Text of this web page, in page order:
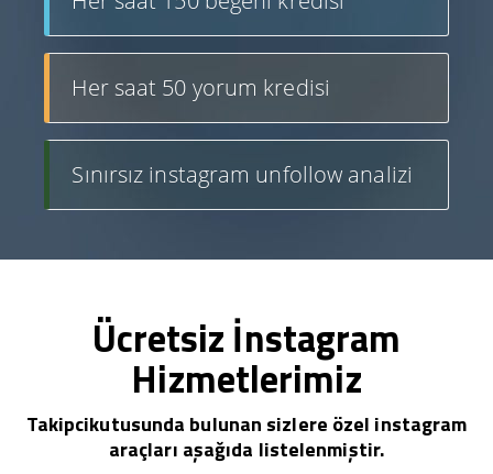
Her saat 50 yorum kredisi
Sınırsız instagram unfollow analizi
Ücretsiz İnstagram
Hizmetlerimiz
Takipcikutusunda bulunan sizlere özel instagram
araçları aşağıda listelenmiştir.